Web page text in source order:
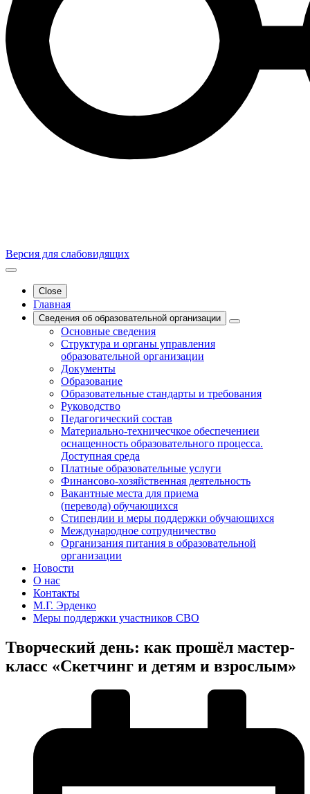
Версия для слабовидящих
Close
Главная
Сведения об образовательной организации
Основные сведения
Структура и органы управления
образовательной организации
Документы
Образование
Образовательные стандарты и требования
Руководство
Педагогический состав
Материально-техничесчкое обеспечениеи
оснащенность образовательного процесса.
Доступная среда
Платные образовательные услуги
Финансово-хозяйственная деятельность
Вакантные места для приема
(перевода) обучающихся
Стипендии и меры поддержки обучающихся
Международное сотрудничество
Организания питания в образовательной
организации
Новости
О нас
Контакты
М.Г. Эрденко
Меры поддержки участников СВО
Творческий день: как прошёл мастер-
класс «Скетчинг и детям и взрослым»